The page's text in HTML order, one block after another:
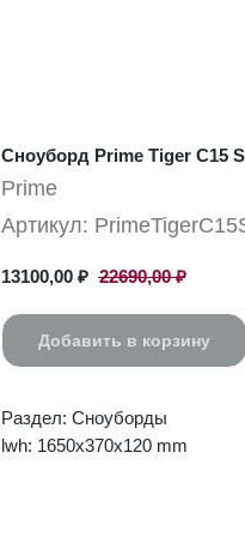
Сноуборд Prime Tiger C15
Prime
Артикул:
13100,00 ₽ 22690,00 ₽
Добавить в корзину
Раздел: Сноуборды
lwh: 1650x370x120 mm